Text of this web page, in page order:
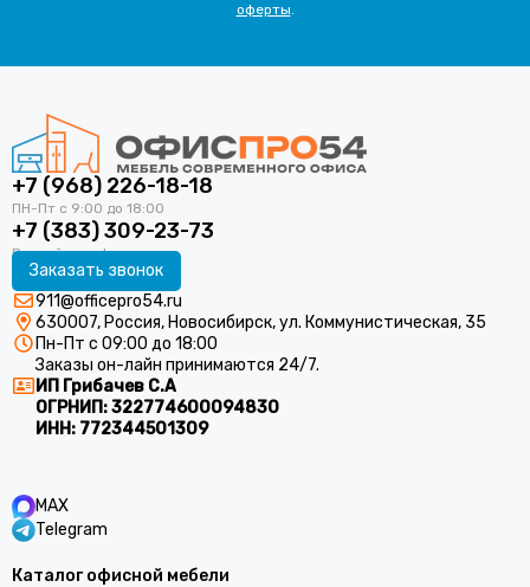
оферты.
+7 (968) 226-18-18
+7 (383) 309-23-73
Заказать звонок
911@officepro54.ru
630007, Россия, Новосибирск, ул. Коммунистическая, 35
Пн-Пт с 09:00 до 18:00
Заказы он-лайн принимаются 24/7.
ИП Грибачев С.А
ОГРНИП:322774600094830
ИНН: 772344501309
MAX
Telegram
Каталог офисной мебели